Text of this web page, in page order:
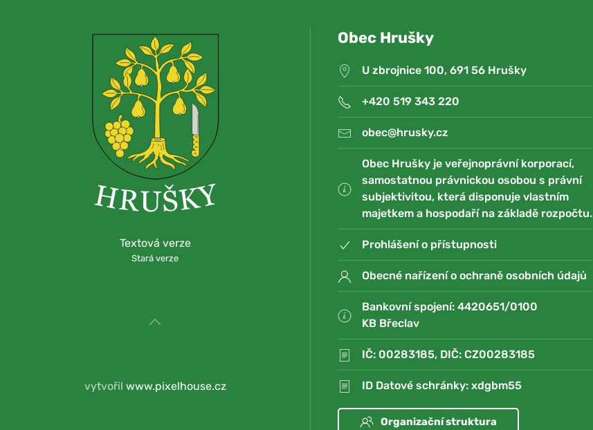
Textová verze
Stará verze
vytvořil www.pixelhouse.cz
Obec Hrušky
U zbrojnice 100, 691 56 Hrušky
+420 519 343 220
obec@hrusky.cz
Obec Hrušky je veřejnoprávní korporací,
samostatnou právnickou osobou s právní
subjektivitou, která disponuje vlastním
majetkem a hospodaří na základě rozpočtu.
Prohlášení o přístupnosti
Obecné nařízení o ochraně osobních údajů
Bankovní spojení: 4420651/0100
KB Břeclav
IČ: 00283185, DIČ: CZ00283185
ID Datové schránky: xdgbm55
Organizační struktura